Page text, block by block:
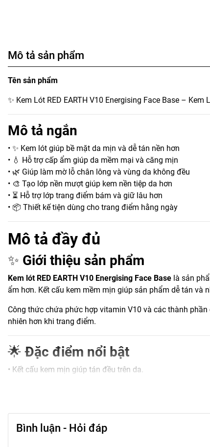
Mô tả sản phẩm
Tên sản phẩm
✨ Kem Lót RED EARTH V10 Energising Face Base –
Mô tả ngắn
• ✨ Kem lót giúp bề mặt da mịn và dễ tán nền hơn
• 💧 Hỗ trợ cấp ẩm giúp da mềm mại và căng mịn
• 🌿 Giúp làm mờ lỗ chân lông và vùng da không đều
• 🎨 Tạo lớp nền mượt giúp kem nền tiệp da hơn
• ⏳ Hỗ trợ lớp trang điểm bám và giữ lâu hơn
• 📦 Thiết kế tiện dùng cho trang điểm hằng ngày
Mô tả đầy đủ
✨ Giới thiệu sản phẩm
Kem lót RED EARTH V10 Energising Face Base là sản
ẩm hơn. Kết cấu kem mềm mịn giúp sản phẩm dễ tán
Công thức chứa phức hợp vitamin V10 và các thành
nhiên hơn khi trang điểm.
🌟Đặc điểm nổi bật
• Kết cấu kem mịn giúp tán đều trên da.
• Phù hợp nhiều loại da.
Bình luận - Hỏi đáp